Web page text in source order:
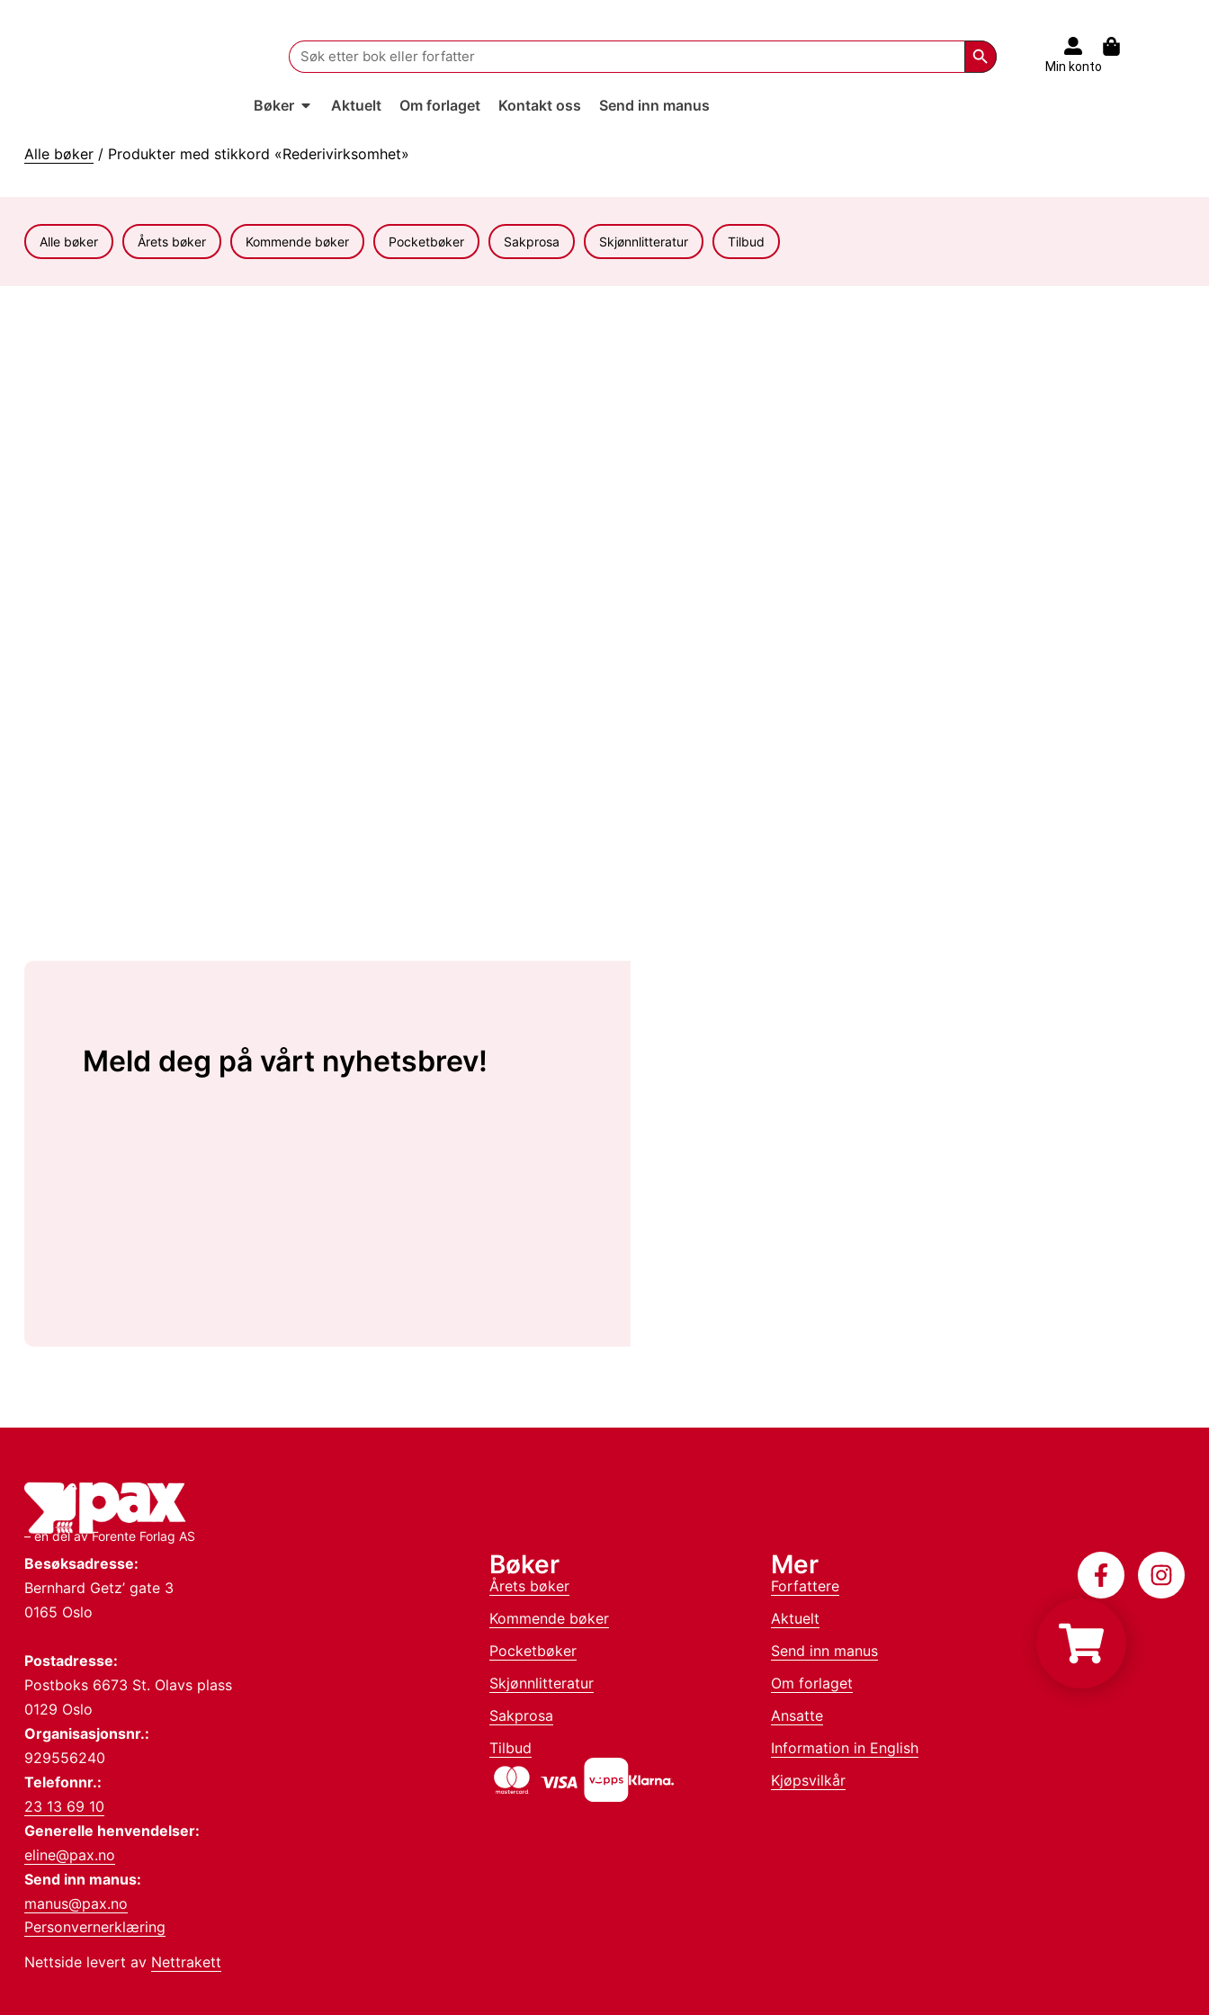
Search
for:
Search Button
Min konto
Bøker Aktuelt Om forlaget Kontakt oss Send inn manus
Alle bøker / Produkter med stikkord «Rederivirksomhet»
Alle bøker Årets bøker Kommende bøker Pocketbøker Sakprosa Skjønnlitteratur Tilbud
Meld deg på vårt nyhetsbrev!
– en del av Forente Forlag AS
Besøksadresse:
Bernhard Getz’ gate 3
0165 Oslo
Postadresse:
Postboks 6673 St. Olavs plass
0129 Oslo
Organisasjonsnr.:
929556240
Telefonnr.:
23 13 69 10
Generelle henvendelser:
eline@pax.no
Send inn manus:
manus@pax.no
Personvernerklæring
Nettside levert av Nettrakett
Bøker
Årets bøker
Kommende bøker
Pocketbøker
Skjønnlitteratur
Sakprosa
Tilbud
Mer
Forfattere
Aktuelt
Send inn manus
Om forlaget
Ansatte
Information in English
Kjøpsvilkår